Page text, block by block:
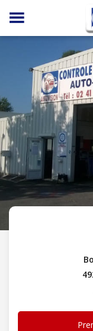
Panneau de gestion